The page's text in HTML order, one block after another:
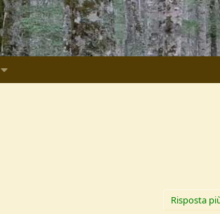
Risposta